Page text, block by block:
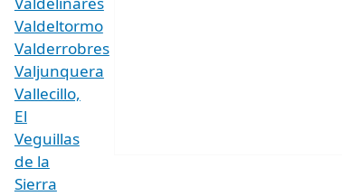
Valdeltormo
Valderrobres
Valjunquera
Vallecillo,
El
Veguillas
de la
Sierra